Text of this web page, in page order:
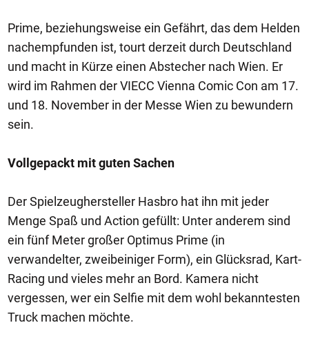
Prime, beziehungsweise ein Gefährt, das dem Helden
nachempfunden ist, tourt derzeit durch Deutschland
und macht in Kürze einen Abstecher nach Wien. Er
wird im Rahmen der VIECC Vienna Comic Con am 17.
und 18. November in der Messe Wien zu bewundern
sein.
Vollgepackt mit guten Sachen
Der Spielzeughersteller Hasbro hat ihn mit jeder
Menge Spaß und Action gefüllt: Unter anderem sind
ein fünf Meter großer Optimus Prime (in
verwandelter, zweibeiniger Form), ein Glücksrad, Kart-
Racing und vieles mehr an Bord. Kamera nicht
vergessen, wer ein Selfie mit dem wohl bekanntesten
Truck machen möchte.